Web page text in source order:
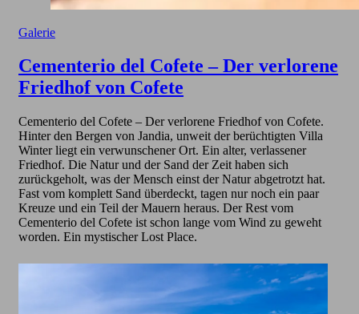
Galerie
Cementerio del Cofete – Der verlorene
Friedhof von Cofete
Cementerio del Cofete – Der verlorene Friedhof von Cofete.
Hinter den Bergen von Jandia, unweit der berüchtigten Villa
Winter liegt ein verwunschener Ort. Ein alter, verlassener
Friedhof. Die Natur und der Sand der Zeit haben sich
zurückgeholt, was der Mensch einst der Natur abgetrotzt hat.
Fast vom komplett Sand überdeckt, tagen nur noch ein paar
Kreuze und ein Teil der Mauern heraus. Der Rest vom
Cementerio del Cofete ist schon lange vom Wind zu geweht
worden. Ein mystischer Lost Place.